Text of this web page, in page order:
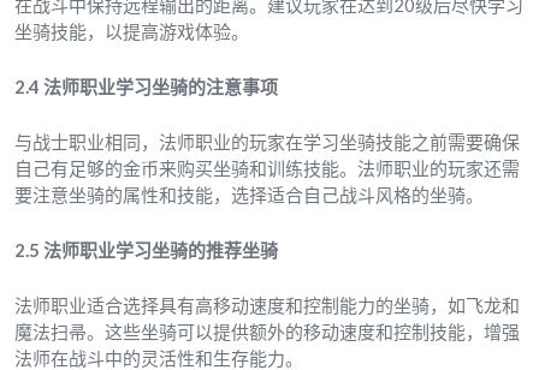
在战斗中保持远程输出的距离。建议玩家在达到20级后尽快学习
坐骑技能，以提高游戏体验。
2.4 法师职业学习坐骑的注意事项
与战士职业相同，法师职业的玩家在学习坐骑技能之前需要确保
自己有足够的金币来购买坐骑和训练技能。法师职业的玩家还需
要注意坐骑的属性和技能，选择适合自己战斗风格的坐骑。
2.5 法师职业学习坐骑的推荐坐骑
法师职业适合选择具有高移动速度和控制能力的坐骑，如飞龙和
魔法扫帚。这些坐骑可以提供额外的移动速度和控制技能，增强
法师在战斗中的灵活性和生存能力。